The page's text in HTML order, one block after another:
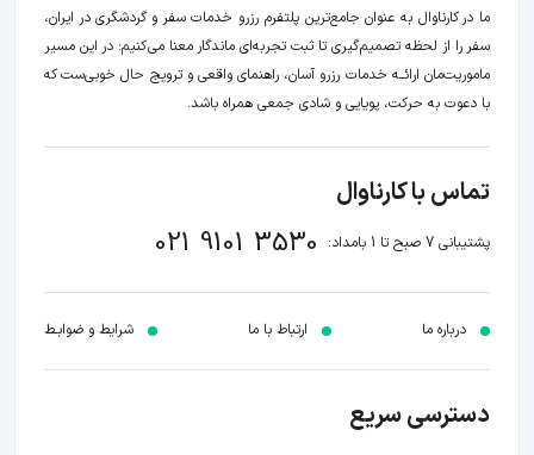
ما در کارناوال به عنوان جامع‌ترین پلتفرم رزرو خدمات سفر و گردشگری در ایران،
سفر را از لحظه‌ تصمیم‌گیری تا ثبت تجربه‌ای ماندگار معنا می‌کنیم؛ در این مسیر‍
ماموریت‌مان اراﺋــﻪ خدمات رزرو آسان، راهنمای واقعی و ترویج حال خوبی‌ست که
با دعوت به حرکت، پویایی و شادی جمعی همراه باشد.
تماس با کارناوال
پشتیبانی 7 صبح تا 1 بامداد: 021 9101 3530
درباره ما ارتباط با ما شرایط و ضوابـط
دسترسی سریع